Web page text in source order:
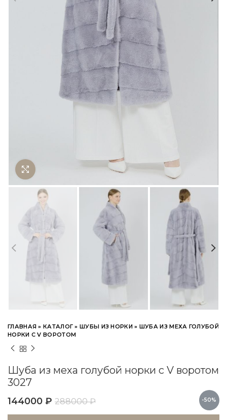
Нажмите чтобы увеличить
ГЛАВНАЯ »КАТАЛОГ »ШУБЫ ИЗ НОРКИ» ШУБА ИЗ МЕХА ГОЛУБОЙ
НОРКИ С V ВОРОТОМ
Шуба из меха голубой норки с V воротом
3027
144000 ₽ 288000₽ -50%